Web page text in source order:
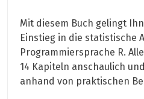
Mit diesem Buch gelingt
Einstieg in die statistische
Programmiersprache R.
14 Kapiteln anschaulich
anhand von praktischen